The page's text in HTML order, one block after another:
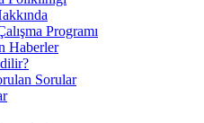
Programı
Haberler
Sorular